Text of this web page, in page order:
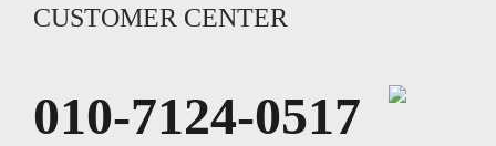
CUSTOMER CENTER
010-7124-0517